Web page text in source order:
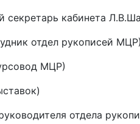
секретарь кабинета
отдел рукописей МЦР)
МЦР)
отдела